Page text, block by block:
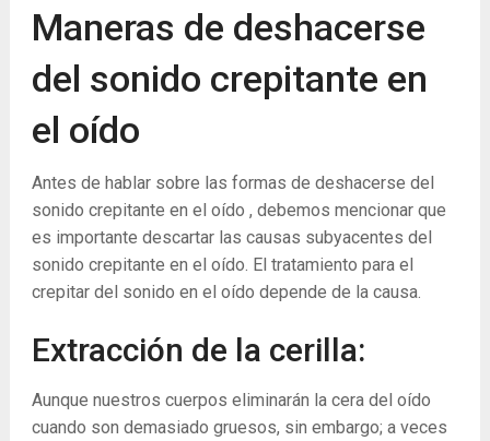
Maneras de deshacerse
del sonido crepitante en
el oído
Antes de hablar sobre las formas de deshacerse del
sonido crepitante en el oído , debemos mencionar que
es importante descartar las causas subyacentes del
sonido crepitante en el oído. El tratamiento para el
crepitar del sonido en el oído depende de la causa.
Extracción de la cerilla:
Aunque nuestros cuerpos eliminarán la cera del oído
cuando son demasiado gruesos, sin embargo; a veces